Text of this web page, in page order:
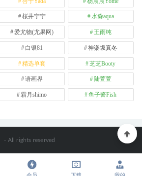
桜井宁宁 水淼aqua
爱尤物(尤果网) 王雨纯
白银81 神楽坂真冬
精选单套 芝芝Booty
语画界 陆萱萱
霜月shimo 鱼子酱Fish
- All rights reserved